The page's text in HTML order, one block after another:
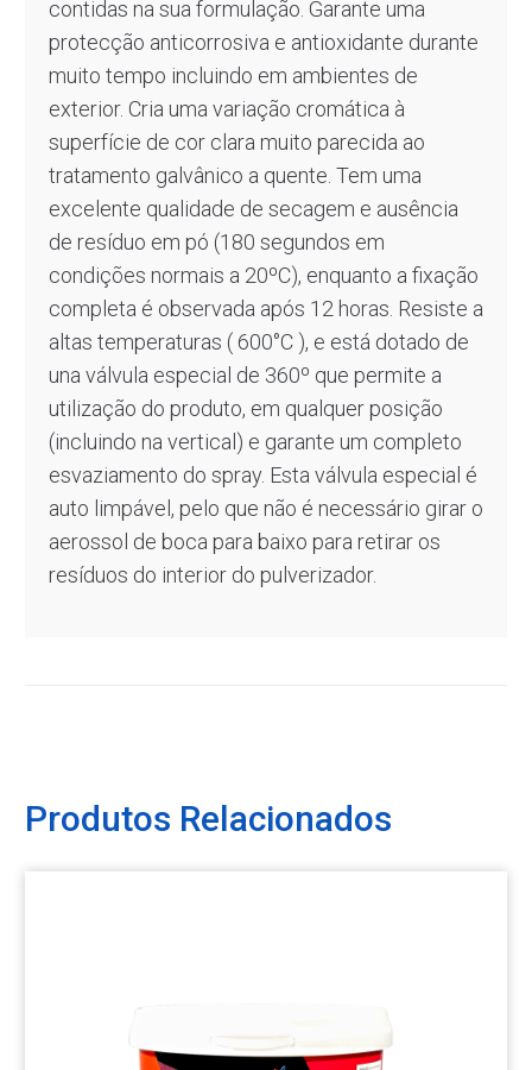
contidas na sua formulação. Garante uma
protecção anticorrosiva e antioxidante durante
muito tempo incluindo em ambientes de
exterior. Cria uma variação cromática à
superfície de cor clara muito parecida ao
tratamento galvânico a quente. Tem uma
excelente qualidade de secagem e ausência
de resíduo em pó (180 segundos em
condições normais a 20ºC), enquanto a fixação
completa é observada após 12 horas. Resiste a
altas temperaturas ( 600°C ), e está dotado de
una válvula especial de 360º que permite a
utilização do produto, em qualquer posição
(incluindo na vertical) e garante um completo
esvaziamento do spray. Esta válvula especial é
auto limpável, pelo que não é necessário girar o
aerossol de boca para baixo para retirar os
resíduos do interior do pulverizador.
Produtos Relacionados